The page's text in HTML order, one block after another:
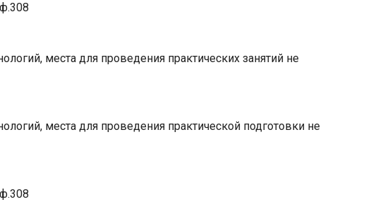
места для проведения практических занятий не
места для проведения практической подготовки не